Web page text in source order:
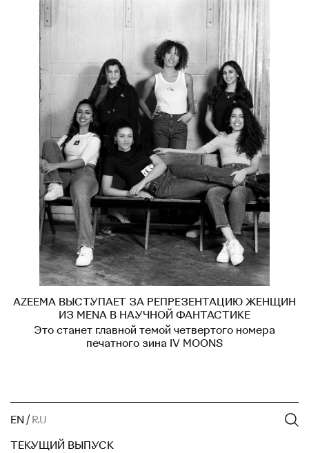
AZEEMA ВЫСТУПАЕТ ЗА РЕПРЕЗЕНТАЦИЮ ЖЕНЩИН
ИЗ MENA В НАУЧНОЙ ФАНТАСТИКЕ
Это станет главной темой четвертого номера
печатного зина IV MOONS
EN / RU
ТЕКУЩИЙ ВЫПУСК